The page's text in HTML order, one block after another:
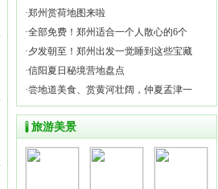
·郑州赏荷地图来啦
·全部免费！郑州适合一个人散心的6个
·夕发朝至！郑州出发一觉睡到这些宝藏
·信阳夏日秘境营地盘点
·尝地道美食、赏黄河壮阔，仲夏孟津一
旅游美景